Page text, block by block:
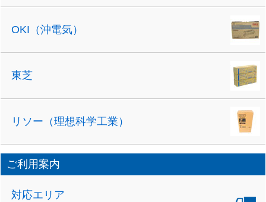
OKI（沖電気）
東芝
リソー（理想科学工業）
ご利用案内
対応エリア